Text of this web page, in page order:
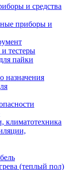
и средства
приборы и
тестеры
пайки
назначения
климатотехника
(теплый пол)